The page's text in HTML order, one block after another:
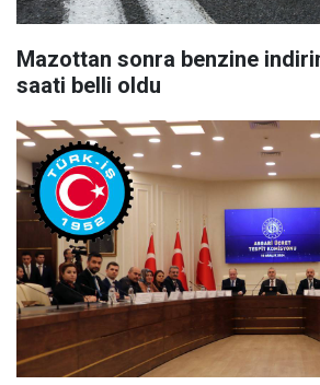
Mazottan sonra benzine
saati belli oldu